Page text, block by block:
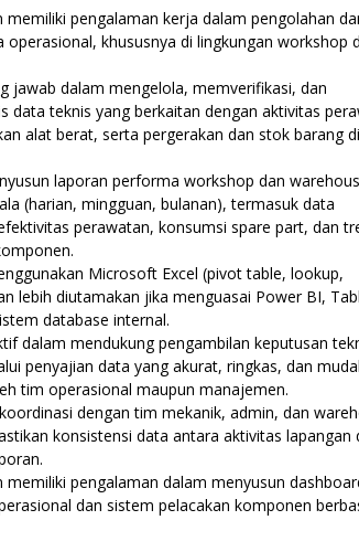
memiliki pengalaman kerja dalam pengolahan
operasional, khususnya di lingkungan workshop
jawab dalam mengelola, memverifikasi, dan
data teknis yang berkaitan dengan aktivitas
alat berat, serta pergerakan dan stok barang di
laporan performa workshop dan
(harian, mingguan, bulanan), termasuk data
perawatan, konsumsi spare part, dan
Microsoft Excel (pivot table, lookup,
lebih diutamakan jika menguasai Power BI,
database internal.
dalam mendukung pengambilan keputusan
penyajian data yang akurat, ringkas, dan
tim operasional maupun manajemen.
dengan tim mekanik, admin, dan
konsistensi data antara aktivitas lapangan
memiliki pengalaman dalam menyusun
dan sistem pelacakan komponen